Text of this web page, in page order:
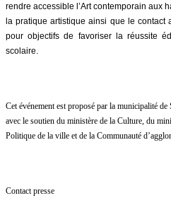
rendre accessible l’Art contemporain aux
la pratique artistique ainsi que le
pour objectifs de favoriser la réussite
scolaire.
Cet événement est proposé par la municipalité
avec le soutien du ministère de la Culture, du
Politique de la ville et de la Communauté
Contact presse